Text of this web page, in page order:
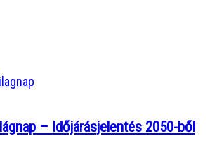
– Időjárásjelentés 2050-ből